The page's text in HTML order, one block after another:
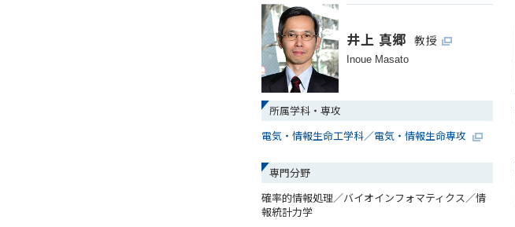
井上 真郷 教授
Inoue Masato
所属学科・専攻
電気・情報生命工学科／電気・情報生命専攻
専門分野
確率的情報処理／バイオインフォマティクス／情
報統計力学